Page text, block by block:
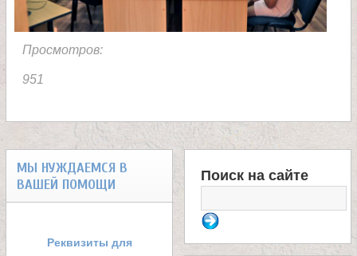
е
е
и
Просмотров:
951
МЫ НУЖДАЕМСЯ В
ВАШЕЙ ПОМОЩИ
Реквизиты для
Ф
о
Поиск на сайте